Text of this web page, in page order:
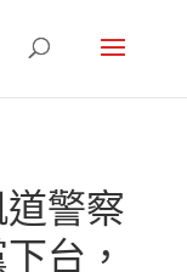
警察
台，